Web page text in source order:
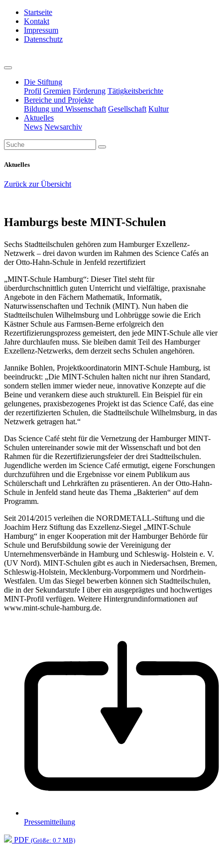
Startseite
Kontakt
Impressum
Datenschutz
Die Stiftung
Profil Gremien Förderung Tätigkeitsberichte
Bereiche und Projekte
Bildung und Wissenschaft Gesellschaft Kultur
Aktuelles
News Newsarchiv
Aktuelles
Zurück zur Übersicht
Hamburgs beste MINT-Schulen
Sechs Stadtteilschulen gehören zum Hamburger Exzellenz-
Netzwerk – drei davon wurden im Rahmen des Science Cafés an
der Otto-Hahn-Schule in Jenfeld rezertifiziert
„MINT-Schule Hamburg“: Dieser Titel steht für
überdurchschnittlich guten Unterricht und vielfältige, praxisnahe
Angebote in den Fächern Mathematik, Informatik,
Naturwissenschaften und Technik (MINT). Nun haben die
Stadtteilschulen Wilhelmsburg und Lohbrügge sowie die Erich
Kästner Schule aus Farmsen-Berne erfolgreich den
Rezertifizierungsprozess gemeistert, den jede MINT-Schule alle vier
Jahre durchlaufen muss. Sie bleiben damit Teil des Hamburger
Exzellenz-Netzwerks, dem derzeit sechs Schulen angehören.
Jannike Bohlen, Projektkoordinatorin MINT-Schule Hamburg, ist
beeindruckt: „Die MINT-Schulen halten nicht nur ihren Standard,
sondern stellen immer wieder neue, innovative Konzepte auf die
Beine und verankern diese auch strukturell. Ein Beispiel für ein
gelungenes, praxisbezogenes Projekt ist das Science Café, das eine
der rezertifizierten Schulen, die Stadtteilschule Wilhelmsburg, in das
Netzwerk getragen hat.“
Das Science Café steht für die Vernetzung der Hamburger MINT-
Schulen untereinander sowie mit der Wissenschaft und bot den
Rahmen für die Rezertifizierungsfeier der drei Stadtteilschulen.
Jugendliche werden im Science Café ermutigt, eigene Forschungen
durchzuführen und die Ergebnisse vor einem Publikum aus
Schülerschaft und Lehrkräften zu präsentieren. An der Otto-Hahn-
Schule in Jenfeld stand heute das Thema „Bakterien“ auf dem
Programm.
Seit 2014/2015 verleihen die NORDMETALL-Stiftung und die
Joachim Herz Stiftung das Exzellenz-Siegel „MINT-Schule
Hamburg“ in enger Kooperation mit der Hamburger Behörde für
Schule und Berufsbildung sowie der Vereinigung der
Unternehmensverbände in Hamburg und Schleswig- Holstein e. V.
(UV Nord). MINT-Schulen gibt es auch in Niedersachsen, Bremen,
Schleswig-Holstein, Mecklenburg-Vorpommern und Nordrhein-
Westfalen. Um das Siegel bewerben können sich Stadtteilschulen,
die in der Sekundarstufe I über ein ausgeprägtes und hochwertiges
MINT-Profil verfügen. Weitere Hintergrundinformationen auf
www.mint-schule-hamburg.de.
Pressemitteilung
PDF (Größe: 0.7 MB)